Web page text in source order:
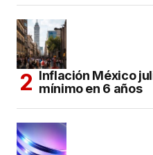
Inflación México
mínimo en 6 años